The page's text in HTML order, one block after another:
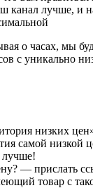
канал лучше, и
о часах, мы
с уникально
низких
самой
лучше!
— прислать
товар с